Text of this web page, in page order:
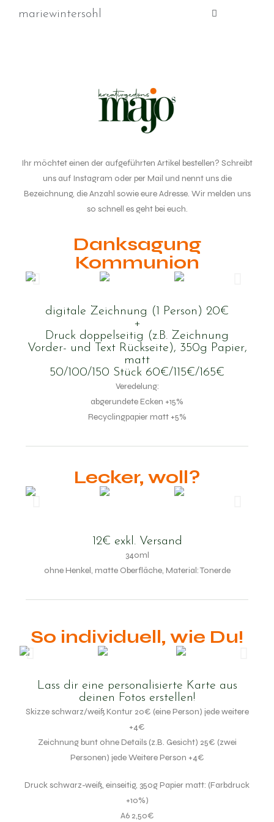
mariewintersohl
Ihr möchtet einen der aufgeführten Artikel bestellen? Schreibt
uns auf Instagram oder per Mail und nennt uns die
Bezeichnung, die Anzahl sowie eure Adresse. Wir melden uns
so schnell es geht bei euch.
Danksagung
Kommunion
digitale Zeichnung (1 Person) 20€
+
Druck doppelseitig (z.B. Zeichnung
Vorder- und Text Rückseite), 350g Papier,
matt
50/100/150 Stück 60€/115€/165€
Veredelung:
abgerundete Ecken +15%
Recyclingpapier matt +5%
Lecker, woll?
12€ exkl. Versand
340ml
ohne Henkel, matte Oberfläche, Material: Tonerde
So individuell, wie Du!
Lass dir eine personalisierte Karte aus
deinen Fotos erstellen!
Skizze schwarz/weiß Kontur 20€ (eine Person) jede weitere
+4€
Zeichnung bunt ohne Details (z.B. Gesicht) 25€ (zwei
Personen) jede Weitere Person +4€
Druck schwarz-weiß, einseitig, 350g Papier matt: (Farbdruck
+10%)
A6 2,50€